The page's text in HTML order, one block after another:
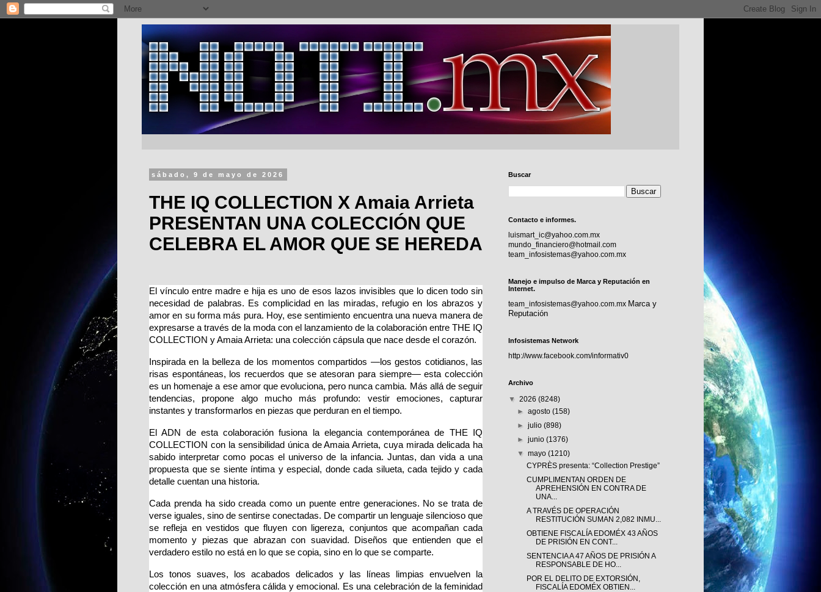
sábado, 9 de mayo de 2026
THE IQ COLLECTION X Amaia Arrieta
PRESENTAN UNA COLECCIÓN QUE
CELEBRA EL AMOR QUE SE HEREDA
El vínculo entre madre e hija es uno de esos lazos invisibles que lo dicen todo sin
necesidad de palabras. Es complicidad en las miradas, refugio en los abrazos y
amor en su forma más pura. Hoy, ese sentimiento encuentra una nueva manera de
expresarse a través de la moda con el lanzamiento de la colaboración entre THE IQ
COLLECTION y Amaia Arrieta: una colección cápsula que nace desde el corazón.
Inspirada en la belleza de los momentos compartidos —los gestos cotidianos, las
risas espontáneas, los recuerdos que se atesoran para siempre— esta colección
es un homenaje a ese amor que evoluciona, pero nunca cambia. Más allá de seguir
tendencias, propone algo mucho más profundo: vestir emociones, capturar
instantes y transformarlos en piezas que perduran en el tiempo.
El ADN de esta colaboración fusiona la elegancia contemporánea de THE IQ
COLLECTION con la sensibilidad única de Amaia Arrieta, cuya mirada delicada ha
sabido interpretar como pocas el universo de la infancia. Juntas, dan vida a una
propuesta que se siente íntima y especial, donde cada silueta, cada tejido y cada
detalle cuentan una historia.
Cada prenda ha sido creada como un puente entre generaciones. No se trata de
verse iguales, sino de sentirse conectadas. De compartir un lenguaje silencioso que
se refleja en vestidos que fluyen con ligereza, conjuntos que acompañan cada
momento y piezas que abrazan con suavidad. Diseños que entienden que el
verdadero estilo no está en lo que se copia, sino en lo que se comparte.
Los tonos suaves, los acabados delicados y las líneas limpias envuelven la
colección en una atmósfera cálida y emocional. Es una celebración de la feminidad
Buscar
Contacto e informes.
luismart_ic@yahoo.com.mx
mundo_financiero@hotmail.com
team_infosistemas@yahoo.com.mx
Manejo e impulso de Marca y Reputación en
Internet.
team_infosistemas@yahoo.com.mx Marca y
Reputación
Infosistemas Network
http://www.facebook.com/informativ0
Archivo
▼ 2026 (8248)
►agosto(158)
►julio(898)
►junio(1376)
▼mayo(1210)
CYPRÈS presenta: “Collection Prestige”
CUMPLIMENTAN ORDEN DE
APREHENSIÓN EN CONTRA DE
UNA...
A TRAVÉS DE OPERACIÓN
RESTITUCIÓN SUMAN 2,082 INMU...
OBTIENE FISCALÍA EDOMÉX 43 AÑOS
DE PRISIÓN EN CONT...
SENTENCIA A 47 AÑOS DE PRISIÓN A
RESPONSABLE DE HO...
POR EL DELITO DE EXTORSIÓN,
FISCALÍA EDOMÉX OBTIEN...